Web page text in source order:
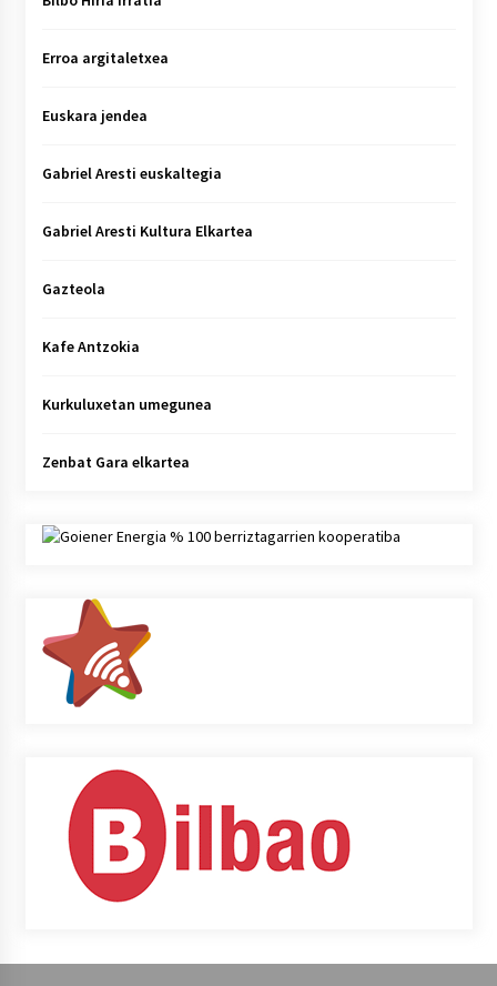
Erroa argitaletxea
Euskara jendea
Gabriel Aresti euskaltegia
Gabriel Aresti Kultura Elkartea
Gazteola
Kafe Antzokia
Kurkuluxetan umegunea
Zenbat Gara elkartea